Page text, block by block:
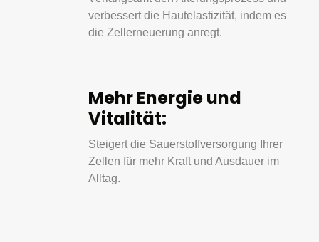
verbessert die Hautelastizität, indem es
die Zellerneuerung anregt.
Mehr Energie und
Vitalität:
Steigert die Sauerstoffversorgung Ihrer
Zellen für mehr Kraft und Ausdauer im
Alltag.